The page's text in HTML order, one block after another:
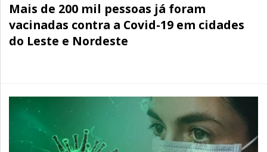
Mais de 200 mil pessoas já foram
vacinadas contra a Covid-19 em cidades
do Leste e Nordeste